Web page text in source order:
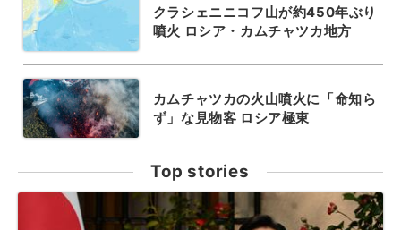
クラシェニニコフ山が約450年ぶり
噴火 ロシア・カムチャツカ地方
カムチャツカの火山噴火に「命知ら
ず」な見物客 ロシア極東
Top stories